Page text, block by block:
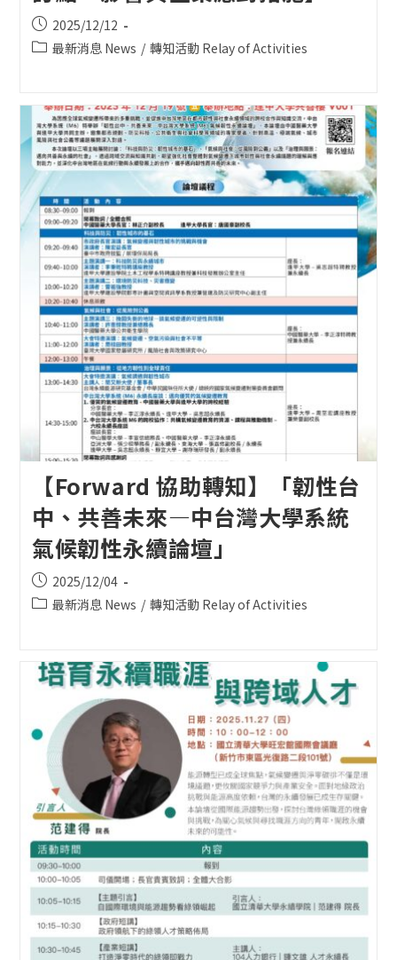
Post
published:
2025/12/12
Post最新消息 News / 轉知活動 Relay of Activities
【Forward 協助轉知】「韌性台
中、共善未來—中台灣大學系統
氣候韌性永續論壇」
Post
published:
2025/12/04
Post最新消息 News / 轉知活動 Relay of Activities